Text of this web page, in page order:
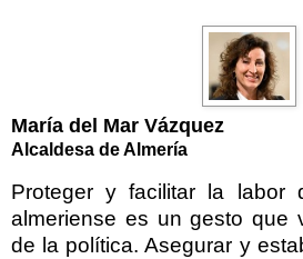
María del Mar Vázquez
Alcaldesa de Almería
Proteger y facilitar la labor
almeriense es un gesto que
de la política. Asegurar y